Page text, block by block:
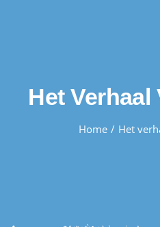
Het Verhaal
Home Het